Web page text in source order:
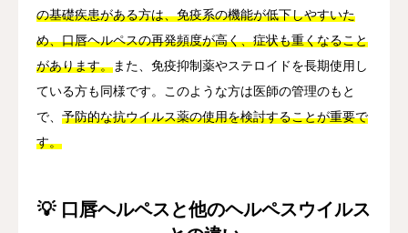
の基礎疾患がある方は、免疫系の機能が低下しやすいた
め、口唇ヘルペスの再発頻度が高く、症状も重くなること
があります。また、免疫抑制薬やステロイドを長期使用し
ている方も同様です。このような方は医師の管理のもと
で、 予防的な抗ウイルス薬の使用を検討することが重要で
す。
💡 口唇ヘルペスと他のヘルペスウイルス